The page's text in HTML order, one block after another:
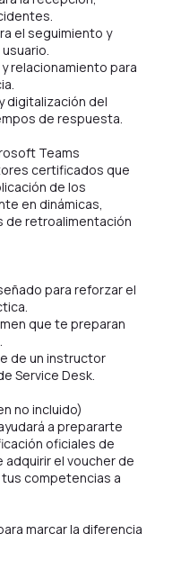
el seguimiento y
relacionamiento para
digitalización del
de respuesta.
Teams
certificados que
de los
en dinámicas,
de retroalimentación
para reforzar el
que te preparan
de un instructor
Service Desk.
no incluido)
a prepararte
oficiales de
adquirir el voucher de
competencias a
marcar la diferencia